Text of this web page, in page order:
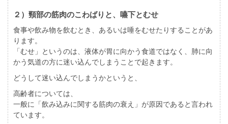
２）頸部の筋肉のこわばりと、嚥下とむせ
食事や飲み物を飲むとき、あるいは唾をむせたりすることがあ
ります。
「むせ」というのは、液体が胃に向かう食道ではなく、肺に向
かう気道の方に迷い込んでしまうことで起きます。
どうして迷い込んでしまうかというと、
高齢者については、
一般に「飲み込みに関する筋肉の衰え」が原因であると言われ
ています。